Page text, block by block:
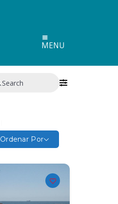
MENU
Search
Ordenar Por